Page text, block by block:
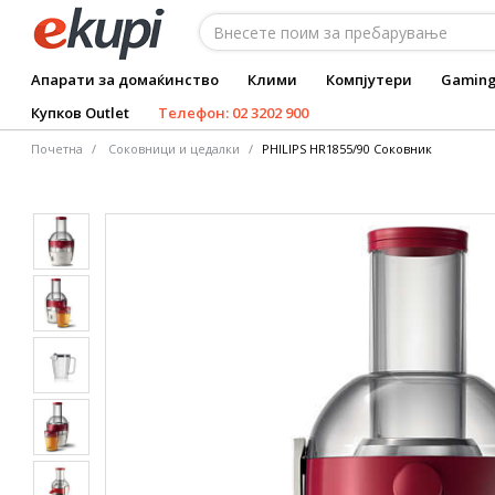
Апарати за домаќинство Клими Компјутери
Купков Outlet
Телефон: 02 3202 900
Почетна Соковници и цедалки PHILIPS HR1855/90 Соковник